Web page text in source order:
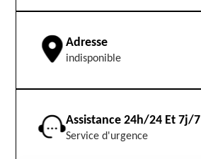
Adresse
indisponible
Assistance 24h/24 Et 7j/7
Service d'urgence